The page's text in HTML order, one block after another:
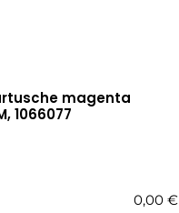
magenta
1066077
0,00 €